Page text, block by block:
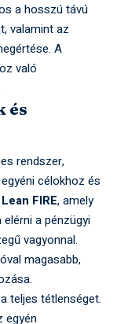
a hosszú távú
valamint az
A
való
és
rendszer,
célokhoz és
Lean FIRE, amely
a pénzügyi
vagyonnal.
magasabb,
teljes tétlenséget.
egyén